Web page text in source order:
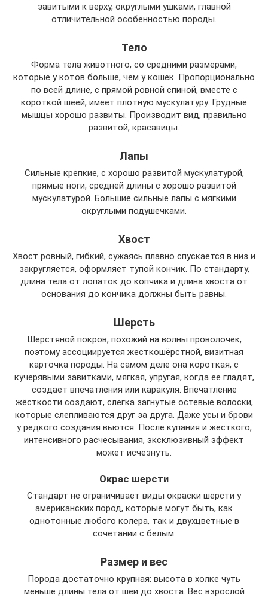
завитыми к верху, округлыми ушками, главной
отличительной особенностью породы.
Тело
Форма тела животного, со средними размерами,
которые у котов больше, чем у кошек. Пропорционально
по всей длине, с прямой ровной спиной, вместе с
короткой шеей, имеет плотную мускулатуру. Грудные
мышцы хорошо развиты. Производит вид, правильно
развитой, красавицы.
Лапы
Сильные крепкие, с хорошо развитой мускулатурой,
прямые ноги, средней длины с хорошо развитой
мускулатурой. Большие сильные лапы с мягкими
округлыми подушечками.
Хвост
Хвост ровный, гибкий, сужаясь плавно спускается в низ и
закругляется, оформляет тупой кончик. По стандарту,
длина тела от лопаток до копчика и длина хвоста от
основания до кончика должны быть равны.
Шерсть
Шерстяной покров, похожий на волны проволочек,
поэтому ассоциируется жесткошёрстной, визитная
карточка породы. На самом деле она короткая, с
кучерявыми завитками, мягкая, упругая, когда ее гладят,
создает впечатления или каракуля. Впечатление
жёсткости создают, слегка загнутые остевые волоски,
которые слепливаются друг за друга. Даже усы и брови
у редкого создания вьются. После купания и жесткого,
интенсивного расчесывания, эксклюзивный эффект
может исчезнуть.
Окрас шерсти
Стандарт не ограничивает виды окраски шерсти у
американских пород, которые могут быть, как
однотонные любого колера, так и двухцветные в
сочетании с белым.
Размер и вес
Порода достаточно крупная: высота в холке чуть
меньше длины тела от шеи до хвоста. Вес взрослой